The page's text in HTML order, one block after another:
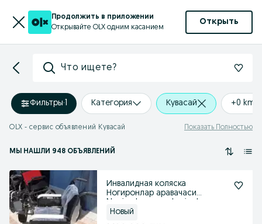
Продолжить в приложении
Открывайте OLX одним касанием
Открыть
Что ищете?
Фильтры·1 Категория Кувасай +0 km
OLX - сервис объявлений Кувасай Показать Полностью
МЫ НАШЛИ 948 ОБЪЯВЛЕНИЙ
Инвалидная коляска
Ногиронлар аравачаси
Новый